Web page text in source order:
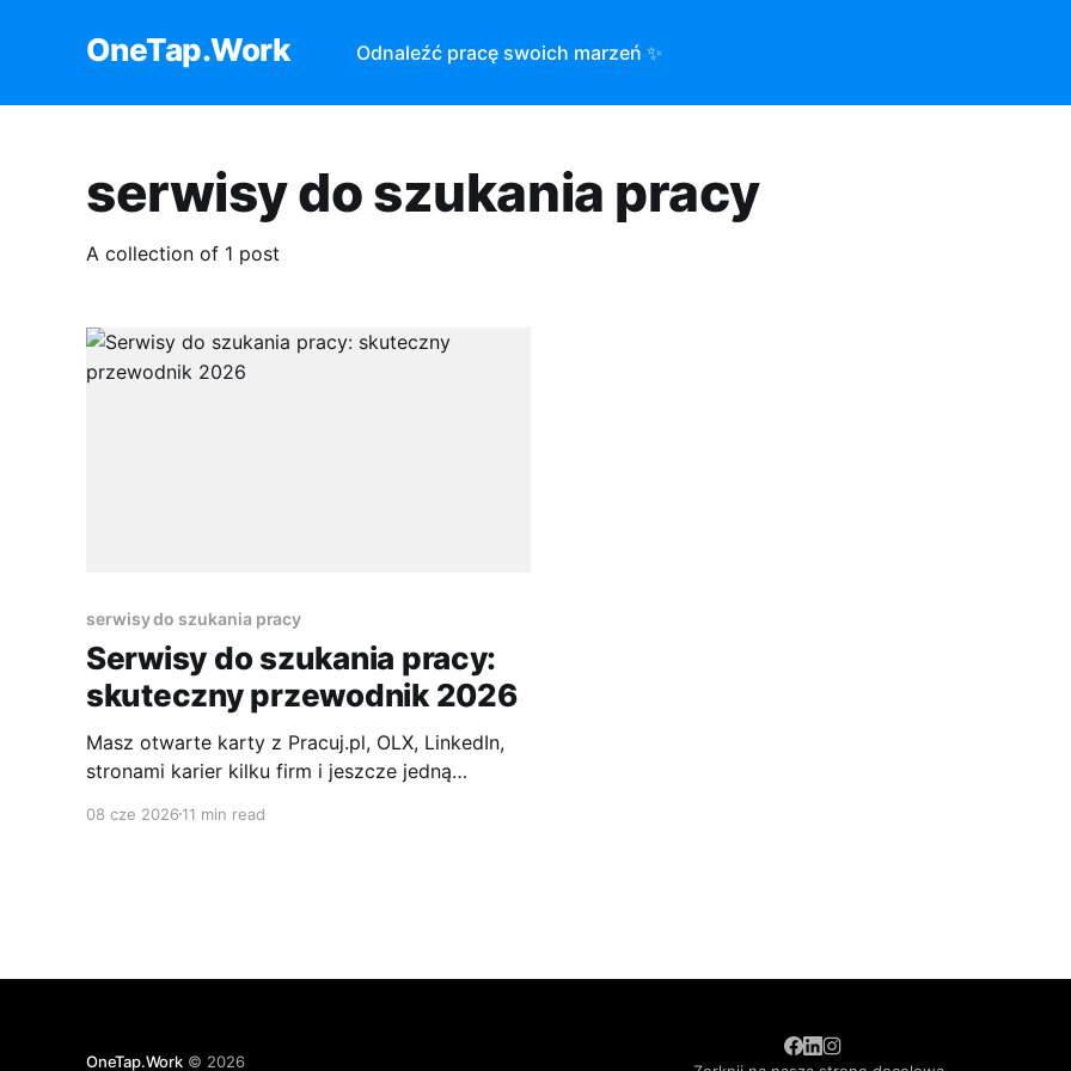
OneTap.Work Odnaleźć pracę swoich marzeń ✨
serwisy do szukania pracy
A collection of 1 post
serwisy do szukania pracy
Serwisy do szukania pracy:
skuteczny przewodnik 2026
Masz otwarte karty z Pracuj.pl, OLX, LinkedIn,
stronami karier kilku firm i jeszcze jedną
W jednej ofercie kliknąłeś „Aplikuj”, w drugiej
08 cze 2026 11 min read
OneTap.Work© 2026